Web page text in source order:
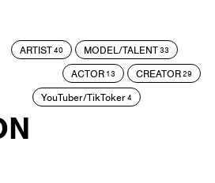
ARTIST40 MODEL/TALENT33
ACTOR 13 CREATOR29
YouTuber/TikToker4